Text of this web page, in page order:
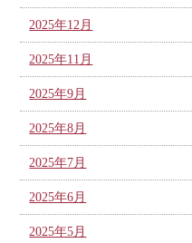
2025年12月
2025年11月
2025年9月
2025年8月
2025年7月
2025年6月
2025年5月